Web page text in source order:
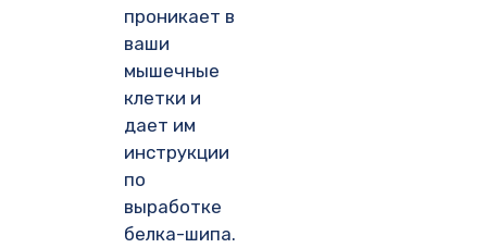
проникает в
ваши
мышечные
клетки и
дает им
инструкции
по
выработке
белка-шипа.